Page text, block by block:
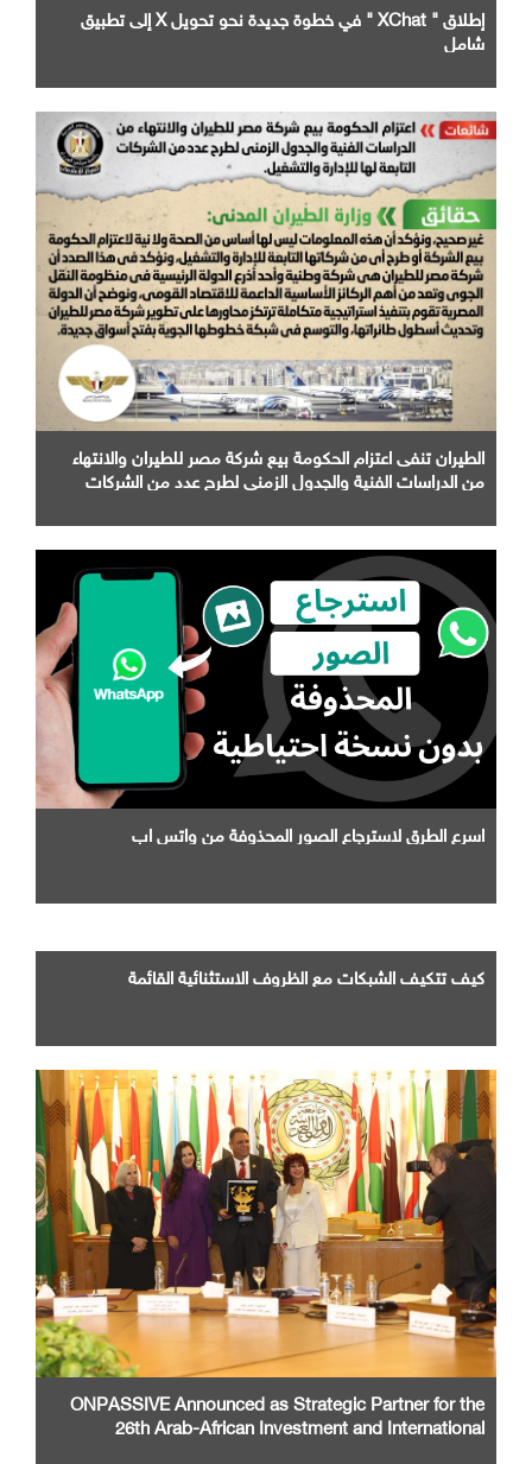
إطلاق " XChat " في خطوة جديدة نحو تحويل X إلى تطبيق
شامل
الطيران تنفى اعتزام الحكومة بيع شركة مصر للطيران والانتهاء
من الدراسات الفنية والجدول الزمني لطرح عدد من الشركات
اسرع الطرق لاسترجاع الصور المحذوفة من واتس اب
كيف تتكيف الشبكات مع الظروف الاستثنائية القائمة
ONPASSIVE Announced as Strategic Partner for the
26th Arab-African Investment and International